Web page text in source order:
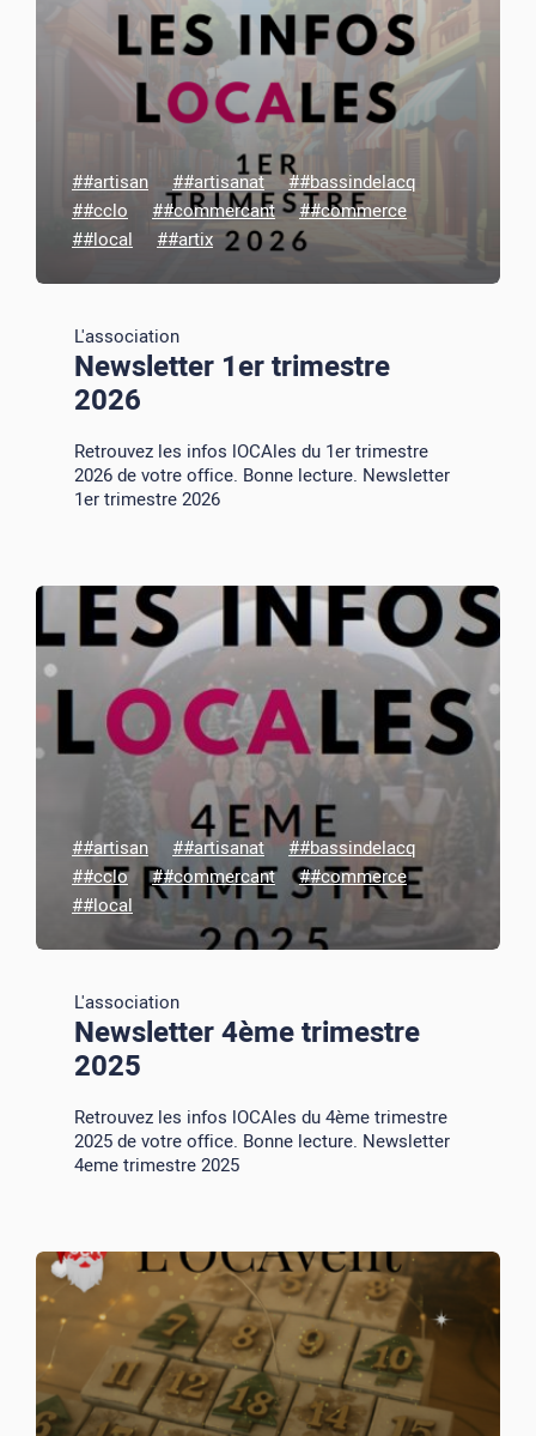
##artisan ##artisanat
##bassindelacq
##cclo
##commercant
##commerce
##local
##artix
L'association
Newsletter 1er trimestre
2026
Retrouvez les infos lOCAles du 1er trimestre
2026 de votre office. Bonne lecture. Newsletter
1er trimestre 2026
##artisan ##artisanat
##bassindelacq
##cclo
##commercant
##commerce
##local
L'association
Newsletter 4ème trimestre
2025
Retrouvez les infos lOCAles du 4ème trimestre
2025 de votre office. Bonne lecture. Newsletter
4eme trimestre 2025